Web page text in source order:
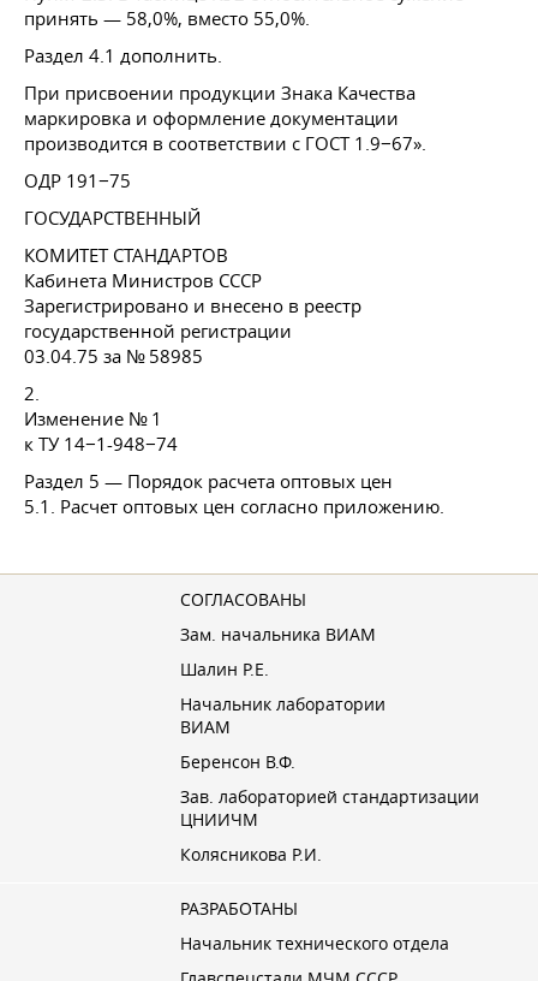
принять — 58,0%, вместо 55,0%.
Раздел 4.1 дополнить.
При присвоении продукции Знака Качества
маркировка и оформление документации
производится в соответствии с ГОСТ 1 .9−67».
ОДР 191−75
ГОСУДАРСТВЕННЫЙ
КОМИТЕТ СТАНДАРТОВ
Кабинета Министров СССР
Зарегистрировано и внесено в реестр
государственной регистрации
03.04.75 за № 58985
2.
Изменение № 1
к ТУ 14−1-948−74
Раздел 5 — Порядок расчета оптовых цен
5.1. Расчет оптовых цен согласно приложению.
СОГЛАСОВАНЫ
Зам. начальника ВИАМ
Шалин Р.Е.
Начальник лаборатории
ВИАМ
Беренсон В.Ф.
Зав. лабораторией стандартизации
ЦНИИЧМ
Колясникова Р.И.
РАЗРАБОТАНЫ
Начальник технического отдела